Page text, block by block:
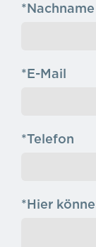
*Nachname
*E-Mail
*Telefon
*Hier